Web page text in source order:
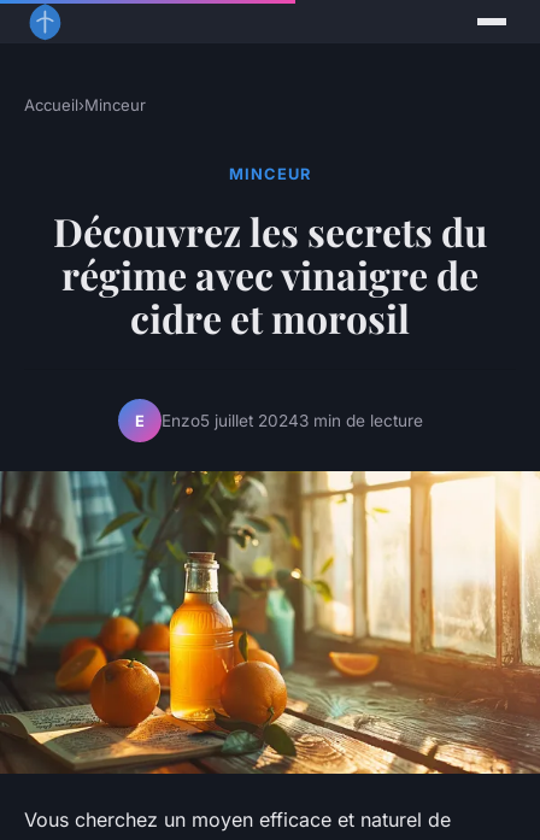
Accueil›Minceur
MINCEUR
Découvrez les secrets du
régime avec vinaigre de
cidre et morosil
E Enzo5 juillet 20243 min de lecture
Vous cherchez un moyen efficace et naturel de